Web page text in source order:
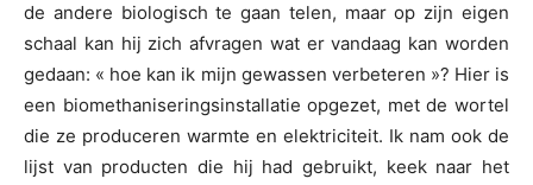
de andere biologisch te gaan telen, maar op zijn eigen
schaal kan hij zich afvragen wat er vandaag kan worden
gedaan: « hoe kan ik mijn gewassen verbeteren »? Hier is
een biomethaniseringsinstallatie opgezet, met de wortel
die ze produceren warmte en elektriciteit. Ik nam ook de
lijst van producten die hij had gebruikt, keek naar het